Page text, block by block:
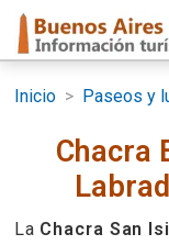
Inicio > Paseos y
Chacra
La Chacra San